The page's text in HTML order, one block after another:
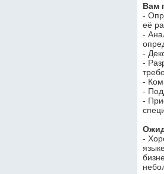
Вам
-
её
-
-
-
-
-
-
-